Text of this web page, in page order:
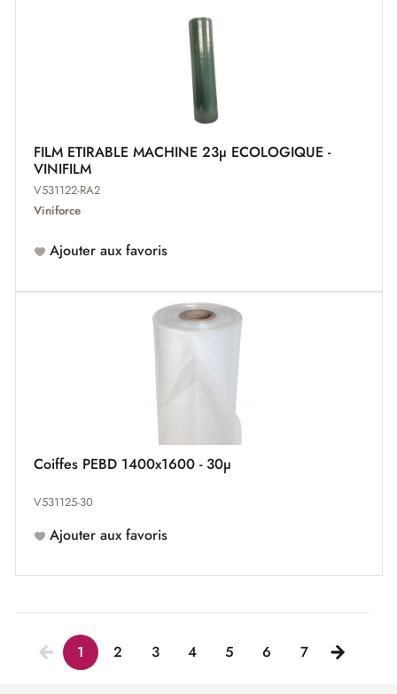
FILM ETIRABLE MACHINE 23µ ECOLOGIQUE -
VINIFILM
V531122-RA2
Viniforce
Ajouter aux favoris
Coiffes PEBD 1400x1600 - 30µ
V531125-30
Ajouter aux favoris
1 2 3 4 5 6 7